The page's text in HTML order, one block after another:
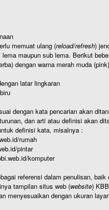
memuat ulang (reload/refresh)
maupun sub lema. Berikut
dengan warna merah muda
latar lingkaran
dengan kata pencarian akan
dan arti atau definisi akan
definisi kata, misalnya :
rumah
pintar
komputer
referensi dalam penulisan,
tampilan situs web (website)
menyesuaikan dengan ukuran